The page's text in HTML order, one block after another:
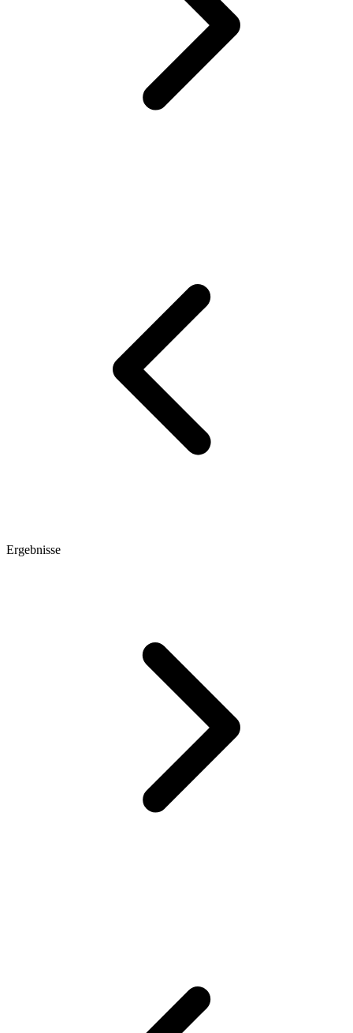
Ergebnisse